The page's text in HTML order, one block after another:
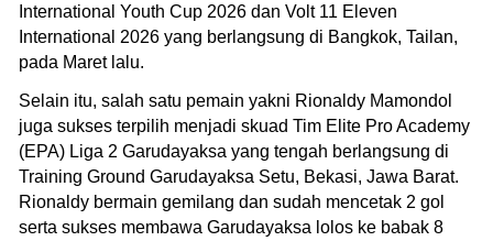
International Youth Cup 2026 dan Volt 11 Eleven
International 2026 yang berlangsung di Bangkok, Tailan,
pada Maret lalu.
Selain itu, salah satu pemain yakni Rionaldy Mamondol
juga sukses terpilih menjadi skuad Tim Elite Pro Academy
(EPA) Liga 2 Garudayaksa yang tengah berlangsung di
Training Ground Garudayaksa Setu, Bekasi, Jawa Barat.
Rionaldy bermain gemilang dan sudah mencetak 2 gol
serta sukses membawa Garudayaksa lolos ke babak 8